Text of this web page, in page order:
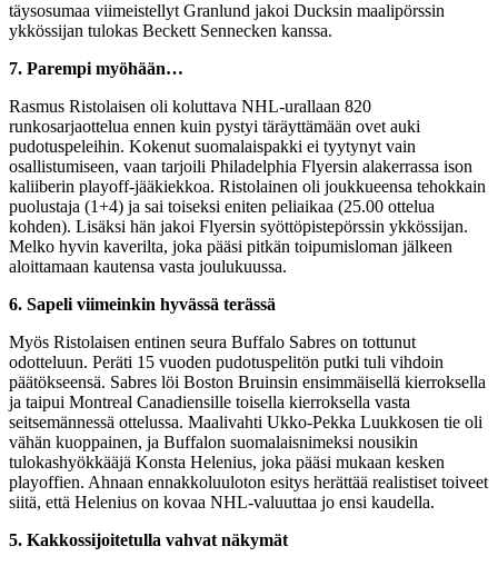
täysosumaa viimeistellyt Granlund jakoi Ducksin maalipörssin
ykkössijan tulokas Beckett Sennecken kanssa.
7. Parempi myöhään…
Rasmus Ristolaisen oli koluttava NHL-urallaan 820
runkosarjaottelua ennen kuin pystyi täräyttämään ovet auki
pudotuspeleihin. Kokenut suomalaispakki ei tyytynyt vain
osallistumiseen, vaan tarjoili Philadelphia Flyersin alakerrassa ison
kaliiberin playoff-jääkiekkoa. Ristolainen oli joukkueensa tehokkain
puolustaja (1+4) ja sai toiseksi eniten peliaikaa (25.00 ottelua
kohden). Lisäksi hän jakoi Flyersin syöttöpistepörssin ykkössijan.
Melko hyvin kaverilta, joka pääsi pitkän toipumisloman jälkeen
aloittamaan kautensa vasta joulukuussa.
6. Sapeli viimeinkin hyvässä terässä
Myös Ristolaisen entinen seura Buffalo Sabres on tottunut
odotteluun. Peräti 15 vuoden pudotuspelitön putki tuli vihdoin
päätökseensä. Sabres löi Boston Bruinsin ensimmäisellä kierroksella
ja taipui Montreal Canadiensille toisella kierroksella vasta
seitsemännessä ottelussa. Maalivahti Ukko-Pekka Luukkosen tie oli
vähän kuoppainen, ja Buffalon suomalaisnimeksi nousikin
tulokashyökkääjä Konsta Helenius, joka pääsi mukaan kesken
playoffien. Ahnaan ennakkoluuloton esitys herättää realistiset toiveet
siitä, että Helenius on kovaa NHL-valuuttaa jo ensi kaudella.
5. Kakkossijoitetulla vahvat näkymät